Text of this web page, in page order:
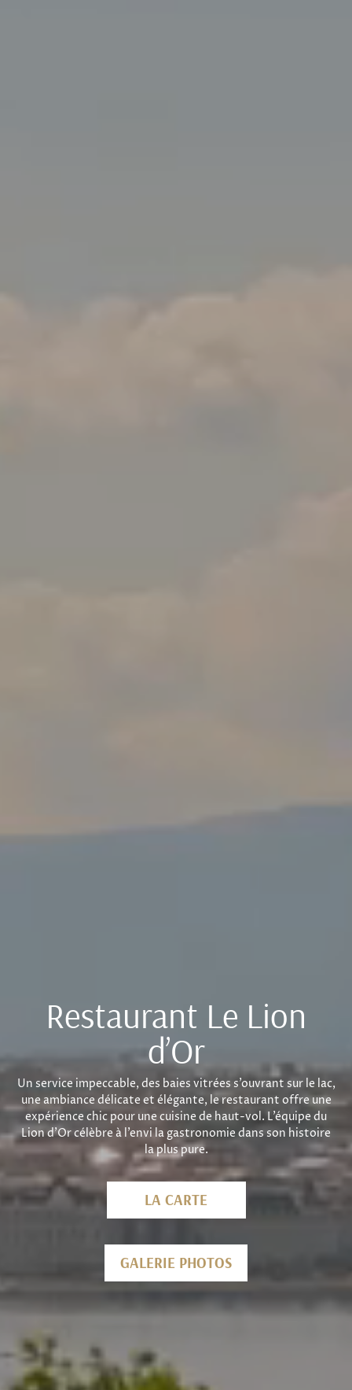
Restaurant Le Lion
d’Or
Un service impeccable, des baies vitrées s’ouvrant sur le lac,
une ambiance délicate et élégante, le restaurant offre une
expérience chic pour une cuisine de haut-vol. L’équipe du
Lion d’Or célèbre à l’envi la gastronomie dans son histoire
la plus pure.
LA CARTE
GALERIE PHOTOS